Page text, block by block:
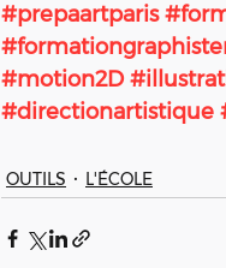
#prepaartparis
#motion2D
#directionartistique
OUTILS L'ÉCOLE